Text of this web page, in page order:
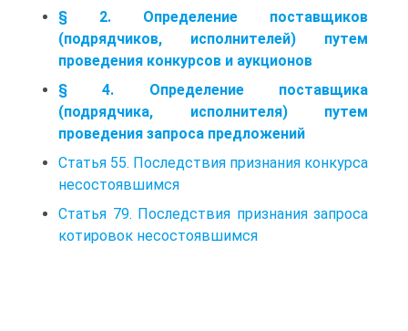
§ 2. Определение поставщиков
(подрядчиков, исполнителей) путем
проведения конкурсов и аукционов
§ 4. Определение поставщика
(подрядчика, исполнителя) путем
проведения запроса предложений
Статья 55. Последствия признания конкурса
несостоявшимся
Статья 79. Последствия признания запроса
котировок несостоявшимся